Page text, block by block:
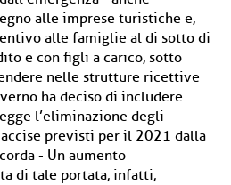
alle imprese turistiche e,
alle famiglie al di sotto di
e con figli a carico, sotto
nelle strutture ricettive
ha deciso di includere
l’eliminazione degli
previsti per il 2021 dalla
- Un aumento
di tale portata, infatti,